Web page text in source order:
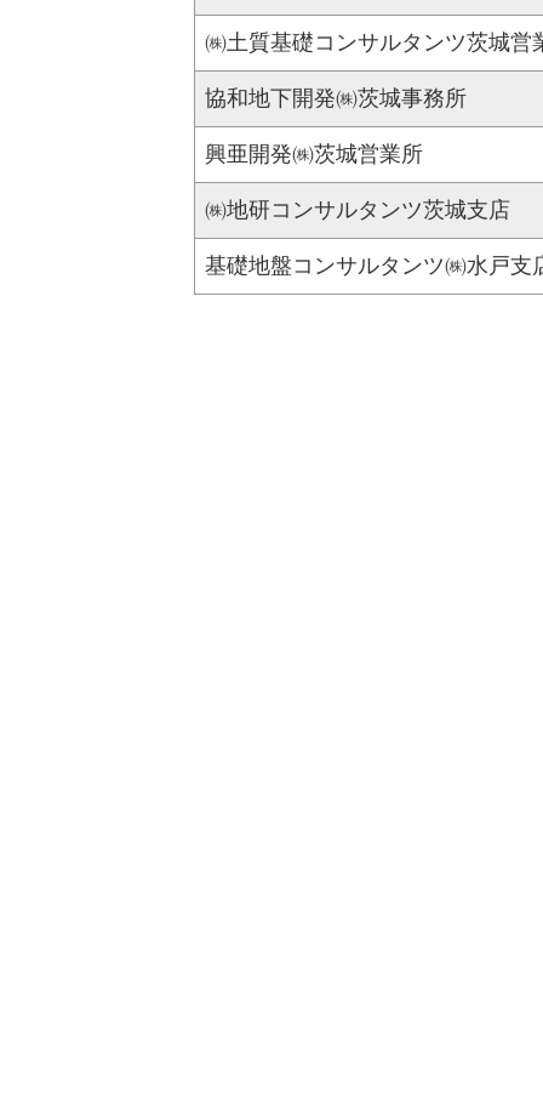
㈱土質基礎コンサルタンツ茨城営
協和地下開発㈱茨城事務所
興亜開発㈱茨城営業所
㈱地研コンサルタンツ茨城支店
基礎地盤コンサルタンツ㈱水戸支